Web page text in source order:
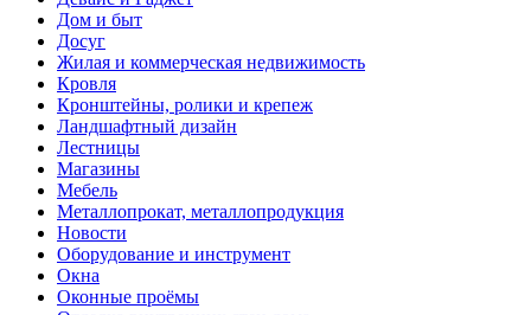
Дом и быт
Досуг
Жилая и коммерческая недвижимость
Кровля
Кронштейны, ролики и крепеж
Ландшафтный дизайн
Лестницы
Магазины
Мебель
Металлопрокат, металлопродукция
Новости
Оборудование и инструмент
Окна
Оконные проёмы